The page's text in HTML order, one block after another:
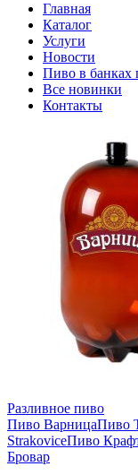
Главная
Каталог
Услуги
Новости
Пиво в банках
Все новинки
Контакты
Разливное пиво
Пиво ВарницаПиво
StrakoviceПиво
Бровар